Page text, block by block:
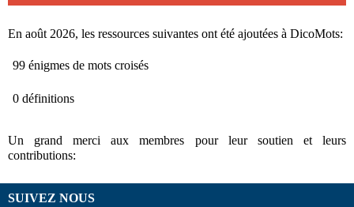
En août 2026, les ressources suivantes ont été ajoutées à DicoMots:
99 énigmes de mots croisés
0 définitions
Un grand merci aux membres pour leur soutien et leurs
contributions:
SUIVEZ NOUS